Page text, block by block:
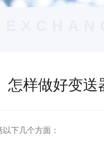
怎样做好变送
下几个方面：